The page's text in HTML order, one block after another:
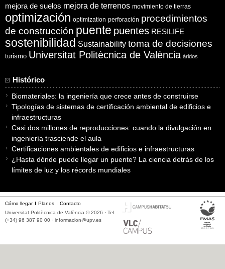
mejora de suelos mejora de terrenos movimiento de tierras
optimización optimization perforación procedimientos
de construcción puente puentes RESILIFE
sostenibilidad Sustainability toma de decisiones
turismo Universitat Politècnica de València áridos
Histórico
Biomateriales: la ingeniería que crece antes de construirse
Tipologías de sistemas de certificación ambiental de edificios e
infraestructuras
Casi dos millones de reproducciones: cuando la divulgación en
ingeniería trasciende el aula
Certificaciones ambientales de edificios e infraestructuras
¿Hasta dónde puede llegar un puente? La ciencia detrás de los
límites de luz y los récords mundiales
Cómo llegar Planos
Contacto
Universitat Politècnica de València © 2026 · Tel.
(+34) 96 387 90 00 · informacion@upv.es